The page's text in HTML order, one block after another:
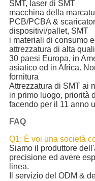
SMT, laser di SMT
macchina della
PCB/PCBA &
dispositivi/pallet, SMT
i materiali di consumo
attrezzatura di alta
30 paesi Europa, in
asiatico ed in Africa.
fornitura
Attrezzatura di SMT ai
in primo luogo, priorità
facendo per il 11 anno
FAQ
Q1: È voi una società
Siamo il produttore
precisione ed avere
linea.
Il servizio del ODM &